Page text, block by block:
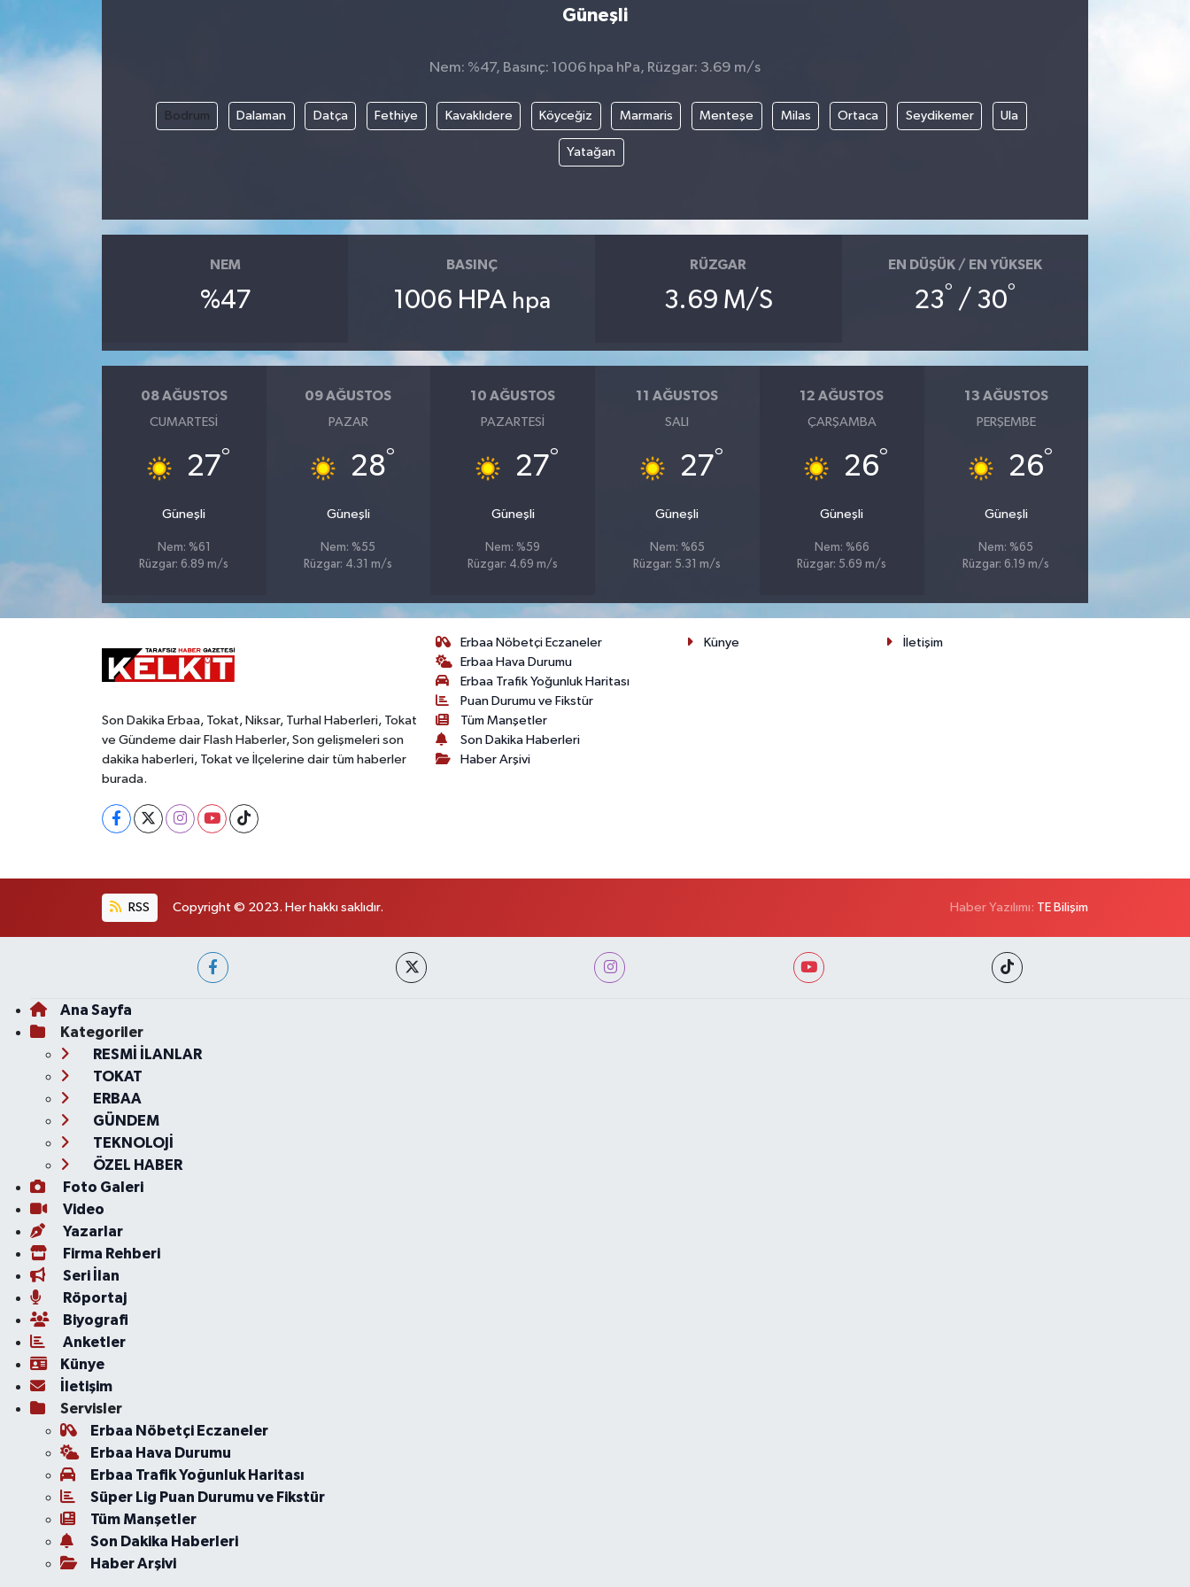
Güneşli
Nem: %47, Basınç: 1006 hpa hPa, Rüzgar: 3.69 m/s
Bodrum Dalaman Datça Fethiye Kavaklıdere Köyceğiz Marmaris Menteşe Milas Ortaca Seydikemer Ula
Yatağan
NEM
%47
BASINÇ
1006 HPA hpa
RÜZGAR
3.69 M/S
EN DÜŞÜK / EN YÜKSEK
23° / 30°
08 AĞUSTOS
CUMARTESI
27°
Güneşli
Nem: %61
Rüzgar: 6.89 m/s
09 AĞUSTOS
PAZAR
28°
Güneşli
Nem: %55
Rüzgar: 4.31 m/s
10 AĞUSTOS
PAZARTESI
27°
Güneşli
Nem: %59
Rüzgar: 4.69 m/s
11 AĞUSTOS
SALI
27°
Güneşli
Nem: %65
Rüzgar: 5.31 m/s
12 AĞUSTOS
ÇARŞAMBA
26°
Güneşli
Nem: %66
Rüzgar: 5.69 m/s
13 AĞUSTOS
PERŞEMBE
26°
Güneşli
Nem: %65
Rüzgar: 6.19 m/s
Son Dakika Erbaa, Tokat, Niksar, Turhal Haberleri, Tokat
ve Gündeme dair Flash Haberler, Son gelişmeleri son
dakika haberleri, Tokat ve İlçelerine dair tüm haberler
burada.
Erbaa Nöbetçi Eczaneler
Erbaa Hava Durumu
Erbaa Trafik Yoğunluk Haritası
Puan Durumu ve Fikstür
Tüm Manşetler
Son Dakika Haberleri
Haber Arşivi
Künye İletişim
RSS Copyright © 2023. Her hakkı saklıdır. Haber Yazılımı: TE Bilişim
Ana Sayfa
Kategoriler
RESMİ İLANLAR
TOKAT
ERBAA
GÜNDEM
TEKNOLOJİ
ÖZEL HABER
Foto Galeri
Video
Yazarlar
Firma Rehberi
Seri İlan
Röportaj
Biyografi
Anketler
Künye
İletişim
Servisler
Erbaa Nöbetçi Eczaneler
Erbaa Hava Durumu
Erbaa Trafik Yoğunluk Haritası
Süper Lig Puan Durumu ve Fikstür
Tüm Manşetler
Son Dakika Haberleri
Haber Arşivi